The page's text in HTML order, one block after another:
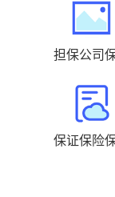
担保公司
保证保险